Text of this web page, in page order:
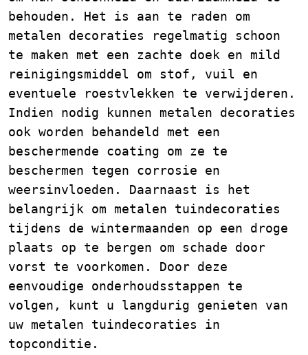
behouden. Het is aan te raden om
metalen decoraties regelmatig schoon
te maken met een zachte doek en mild
reinigingsmiddel om stof, vuil en
eventuele roestvlekken te verwijderen.
Indien nodig kunnen metalen decoraties
ook worden behandeld met een
beschermende coating om ze te
beschermen tegen corrosie en
weersinvloeden. Daarnaast is het
belangrijk om metalen tuindecoraties
tijdens de wintermaanden op een droge
plaats op te bergen om schade door
vorst te voorkomen. Door deze
eenvoudige onderhoudsstappen te
volgen, kunt u langdurig genieten van
uw metalen tuindecoraties in
topconditie.